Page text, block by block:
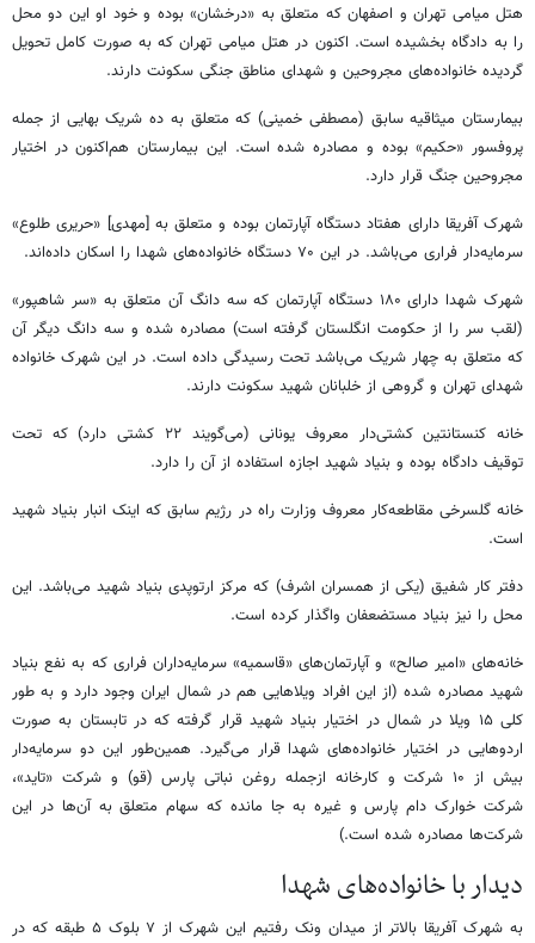
هتل میامی تهران و اصفهان که متعلق به «درخشان» بوده و خود او این دو محل
را به دادگاه بخشیده است. اکنون در هتل میامی تهران که به صورت کامل تحویل
گردیده خانواده‌های مجروحین و شهدای مناطق جنگی سکونت دارند.
بیمارستان میثاقیه سابق (مصطفی خمینی) که متعلق به ده شریک بهایی از جمله
پروفسور «حکیم» بوده و مصادره شده است. این بیمارستان هم‌اکنون در اختیار
مجروحین جنگ قرار دارد.
شهرک آفریقا دارای هفتاد دستگاه آپارتمان بوده و متعلق به [مهدی] «حریری طلوع»
سرمایه‌دار فراری می‌باشد. در این ۷۰ دستگاه خانواده‌های شهدا را اسکان داده‌اند.
شهرک شهدا دارای ۱۸۰ دستگاه آپارتمان که سه دانگ آن متعلق به «سر شاهپور»
(لقب سر را از حکومت انگلستان گرفته است) مصادره شده و سه دانگ دیگر آن
که متعلق به چهار شریک می‌باشد تحت رسیدگی داده است. در این شهرک خانواده
شهدای تهران و گروهی از خلبانان شهید سکونت دارند.
خانه کنستانتین کشتی‌دار معروف یونانی (می‌گویند ۲۲ کشتی دارد) که تحت
توقیف دادگاه بوده و بنیاد شهید اجازه استفاده از آن را دارد.
خانه گلسرخی مقاطعه‌کار معروف وزارت راه در رژیم سابق که اینک انبار بنیاد شهید
است.
دفتر کار شفیق (یکی از همسران اشرف) که مرکز ارتوپدی بنیاد شهید می‌باشد. این
محل را نیز بنیاد مستضعفان واگذار کرده است.
خانه‌های «امیر صالح» و آپارتمان‌های «قاسمیه» سرمایه‌داران فراری که به نفع بنیاد
شهید مصادره شده (از این افراد ویلاهایی هم در شمال ایران وجود دارد و به طور
کلی ۱۵ ویلا در شمال در اختیار بنیاد شهید قرار گرفته که در تابستان به صورت
اردوهایی در اختیار خانواده‌های شهدا قرار می‌گیرد. همین‌طور این دو سرمایه‌دار
بیش از ۱۰ شرکت و کارخانه ازجمله روغن نباتی پارس (قو) و شرکت «تاید»،
شرکت خوارک دام پارس و غیره به جا مانده که سهام متعلق به آن‌ها در این
شرکت‌ها مصادره شده است.)
دیدار با خانواده‌های شهدا
به شهرک آفریقا بالاتر از میدان ونک رفتیم این شهرک از ۷ بلوک ۵ طبقه که در